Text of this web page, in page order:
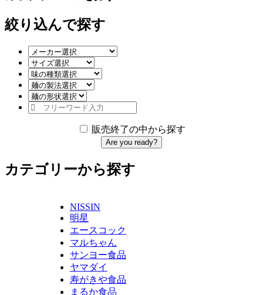
絞り込んで探す
販売終了の中から探す
Are you ready?
カテゴリーから探す
NISSIN
明星
エースコック
マルちゃん
サンヨー食品
ヤマダイ
寿がきや食品
まるか食品